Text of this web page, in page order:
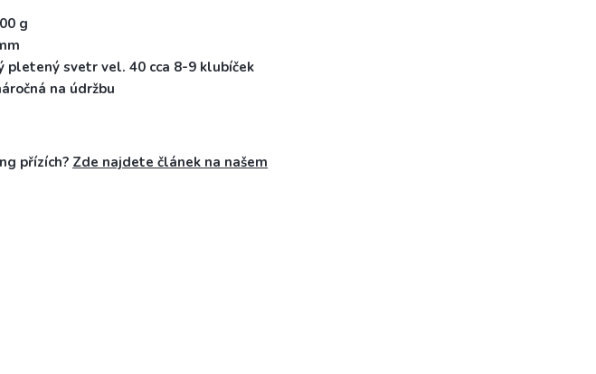
g
pletený svetr vel. 40 cca 8-9 klubíček
na údržbu
přízích? Zde najdete článek na našem